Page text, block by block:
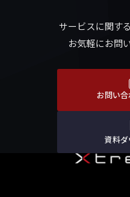
サービスに関す
お気軽にお問
お問い
資料